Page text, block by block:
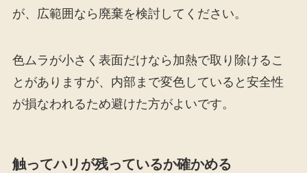
が、広範囲なら廃棄を検討してください。
色ムラが小さく表面だけなら加熱で取り除けるこ
とがありますが、内部まで変色していると安全性
が損なわれるため避けた方がよいです。
触ってハリが残っているか確かめる